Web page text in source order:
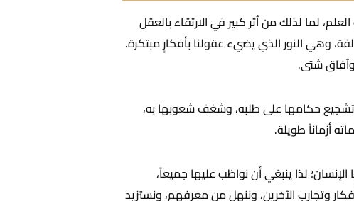
لما لذلك من أثر كبير في الارتقاء بالعقل
وهي النور الذي يضيء عقولنا بأفكارٍ مبتكرة.
وآفاق شتى.
وتشجيع حكامها على طلبه، وشغف شعوبها به،
أزماناً طويلة.
لذا ينبغي أن نواظب عليها جميعاً،
وتجارب الآخرين، وننهل من معرفهم، ونستزيد